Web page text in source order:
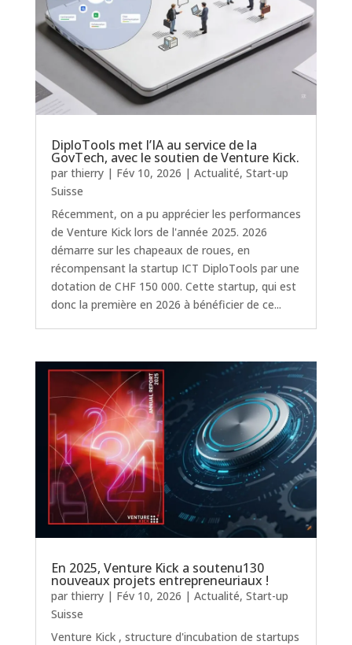
DiploTools met l’IA au service de la
GovTech, avec le soutien de Venture Kick.
par thierry| Fév 10, 2026 | Actualité, Start-up
Suisse
Récemment, on a pu apprécier les performances
de Venture Kick lors de l'année 2025. 2026
démarre sur les chapeaux de roues, en
récompensant la startup ICT DiploTools par une
dotation de CHF 150 000. Cette startup, qui est
donc la première en 2026 à bénéficier de ce...
En 2025, Venture Kick a soutenu130
nouveaux projets entrepreneuriaux !
par thierry| Fév 10, 2026 | Actualité, Start-up
Suisse
Venture Kick , structure d'incubation de startups